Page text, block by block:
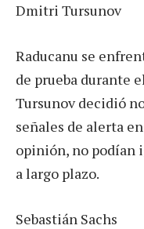
Dmitri Tursunov
Raducanu se
de prueba durante
Tursunov decidió
señales de alerta
opinión, no podían
a largo plazo.
Sebastián Sachs